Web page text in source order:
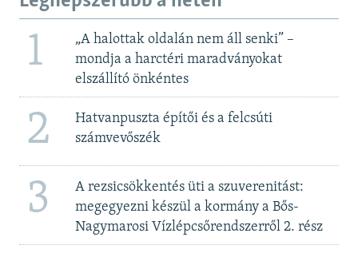
1
„A halottak oldalán nem áll senki” –
mondja a harctéri maradványokat
elszállító önkéntes
2
Hatvanpuszta építői és a felcsúti
számvevőszék
3
A rezsicsökkentés üti a szuverenitást:
megegyezni készül a kormány a Bős-
Nagymarosi Vízlépcsőrendszerről 2. rész